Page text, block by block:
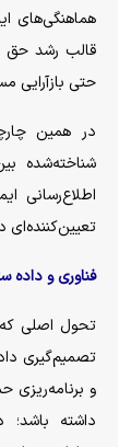
هماهنگی‌های
قالب رشد حق
حتی بازآرایی
در همین
شناخته‌شده
اطلاع‌رسانی
فناوری و داده
تحول اصلی که
تصمیم‌گیری
و برنامه‌ریزی
داشته باشد؛